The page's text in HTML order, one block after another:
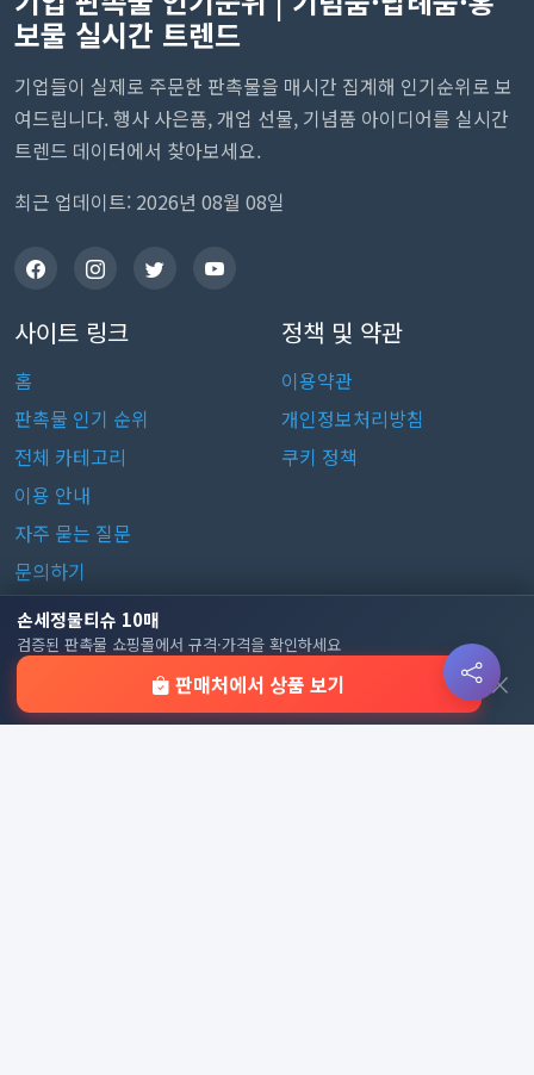
손세정물티슈 10매
검증된 판촉물 쇼핑몰에서 규격·가격을 확인하세요
판매처에서 상품 보기 ×
보물 실시간 트렌드
기업들이 실제로 주문한 판촉물을 매시간 집계해 인기순위로 보
여드립니다. 행사 사은품, 개업 선물, 기념품 아이디어를 실시간
트렌드 데이터에서 찾아보세요.
최근 업데이트: 2026년 08월 08일
사이트 링크
홈
판촉물 인기 순위
전체 카테고리
이용 안내
자주 묻는 질문
문의하기
정책 및 약관
이용약관
개인정보처리방침
쿠키 정책
판촉물 카테고리
가정/생활용품 감염예방용품 골프선물세트
골프용품
달력/다이어리
레저/운동용품 명품자개상품
문구용품